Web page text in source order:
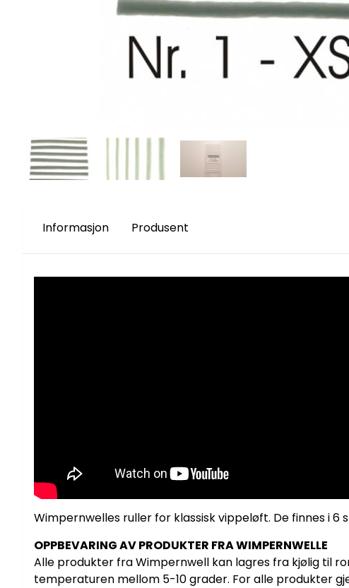
Informasjon Produsent
Wimpernwelles ruller for klassisk vippeløft. De finnes i 6
OPPBEVARING AV PRODUKTER FRA WIMPERNWELLE
Alle produkter fra Wimpernwell kan lagres fra kjølig til
temperaturen mellom 5-10 grader. For alle produkter